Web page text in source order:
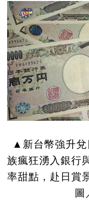
▲新台幣強升兌
族瘋狂湧入銀行
率甜點，赴日賞
圖